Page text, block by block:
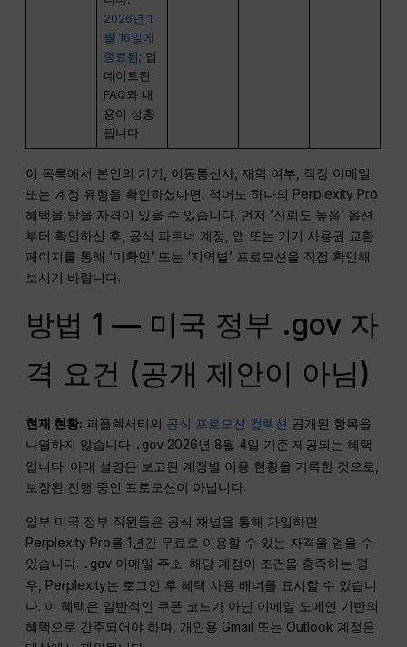
2026년 1
월 16일에
종료됨 ; 업
데이트된
FAQ와 내
용이 상충
됩니다
이 목록에서 본인의 기기, 이동통신사, 재학 여부, 직장 이메일
또는 계정 유형을 확인하셨다면, 적어도 하나의 Perplexity Pro
혜택을 받을 자격이 있을 수 있습니다. 먼저 ‘신뢰도 높음’ 옵션
부터 확인하신 후, 공식 파트너 계정, 앱 또는 기기 사용권 교환
페이지를 통해 ‘미확인’ 또는 ‘지역별’ 프로모션을 직접 확인해
보시기 바랍니다.
방법 1 — 미국 정부 .gov 자
격 요건 (공개 제안이 아님)
현재 현황: 퍼플렉서티의 공식 프로모션 컬렉션 공개된 항목을
나열하지 않습니다 .gov 2026년 8월 4일 기준 제공되는 혜택
입니다. 아래 설명은 보고된 계정별 이용 현황을 기록한 것으로,
보장된 진행 중인 프로모션이 아닙니다.
일부 미국 정부 직원들은 공식 채널을 통해 가입하면
Perplexity Pro를 1년간 무료로 이용할 수 있는 자격을 얻을 수
있습니다. .gov 이메일 주소. 해당 계정이 조건을 충족하는 경
우, Perplexity는 로그인 후 혜택 사용 배너를 표시할 수 있습니
다. 이 혜택은 일반적인 쿠폰 코드가 아닌 이메일 도메인 기반의
혜택으로 간주되어야 하며, 개인용 Gmail 또는 Outlook 계정은